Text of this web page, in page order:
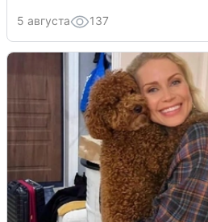
5 августа 137